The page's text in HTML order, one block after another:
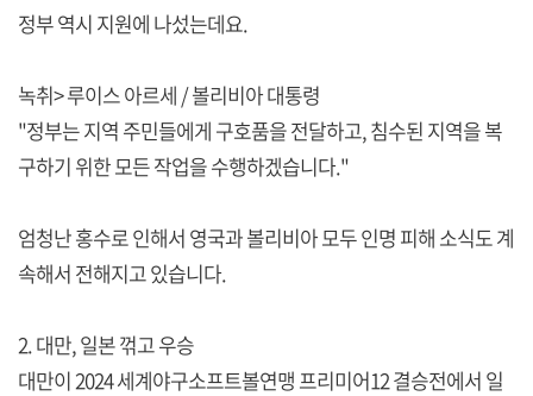
정부 역시 지원에 나섰는데요.
녹취> 루이스 아르세 / 볼리비아 대통령
"정부는 지역 주민들에게 구호품을 전달하고, 침수된 지역을 복
구하기 위한 모든 작업을 수행하겠습니다."
엄청난 홍수로 인해서 영국과 볼리비아 모두 인명 피해 소식도 계
속해서 전해지고 있습니다.
2. 대만, 일본 꺾고 우승
대만이 2024 세계야구소프트볼연맹 프리미어12 결승전에서 일